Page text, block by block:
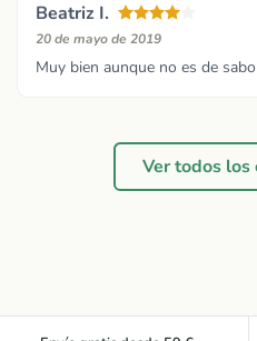
Beatriz I.
20 de mayo de 2019
Muy bien aunque no es de
Ver todos los